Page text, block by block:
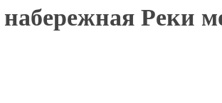
набережная Реки